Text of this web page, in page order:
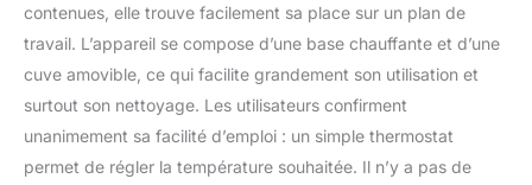
contenues, elle trouve facilement sa place sur un plan de
travail. L’appareil se compose d’une base chauffante et d’une
cuve amovible, ce qui facilite grandement son utilisation et
surtout son nettoyage. Les utilisateurs confirment
unanimement sa facilité d’emploi : un simple thermostat
permet de régler la température souhaitée. Il n’y a pas de